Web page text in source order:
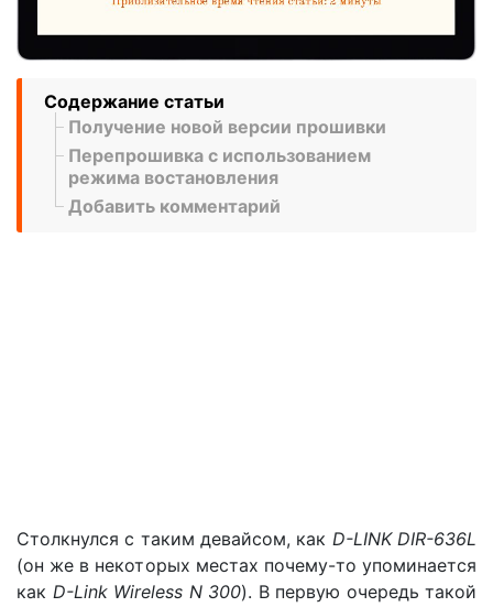
Содержание статьи
Получение новой версии прошивки
Перепрошивка с использованием
режима востановления
Добавить комментарий
Столкнулся с таким девайсом, как D-LINK DIR-636L
(он же в некоторых местах почему-то упоминается
как D-Link Wireless N 300). В первую очередь такой